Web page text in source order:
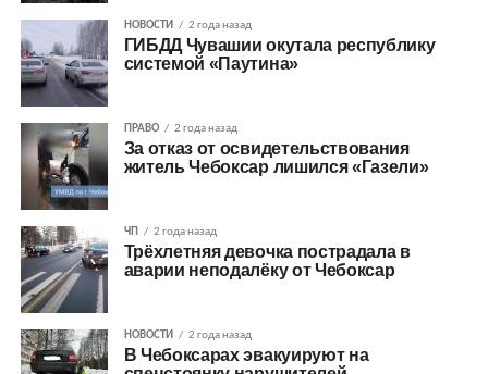
НОВОСТИ 2 года назад
ГИБДД Чувашии окутала республику
системой «Паутина»
ПРАВО 2 года назад
За отказ от освидетельствования
житель Чебоксар лишился «Газели»
ЧП 2 года назад
Трёхлетняя девочка пострадала в
аварии неподалёку от Чебоксар
НОВОСТИ 2 года назад
В Чебоксарах эвакуируют на